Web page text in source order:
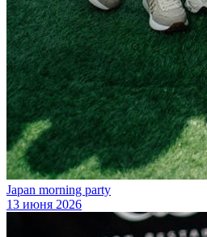
Japan morning party
13 июня 2026